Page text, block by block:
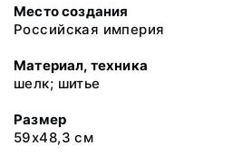
Место создания
Российская империя
Материал, техника
шелк; шитье
Размер
59х48,3 см